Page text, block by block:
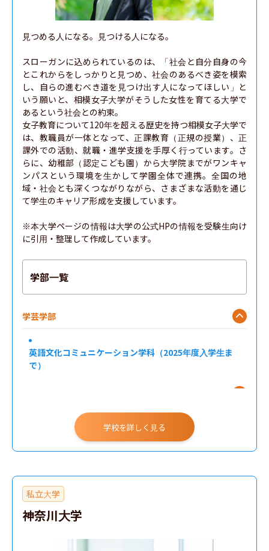
見つめる人になる。見つける人になる。
スローガンに込められているのは、「社会と自分自身の今
とこれからをしっかりと見つめ、社会のあるべき姿を模索
し、自らの進むべき道を見つけ出す人になってほしい」と
いう願いと、相模女子大学がそうした女性を育てる大学で
あるという社会との約束。
女子教育について120年を超える歴史を持つ相模女子大学で
は、教職員が一体となって、正課教育（正規の授業）、正
課外での活動、就職・進学支援を手厚く行っています。さ
らに、幼稚部（認定こども園）から大学院までがワンキャ
ンパスという環境を生かして学園全体で連携。全国の地
域・社会とも深くつながりながら、さまざまな活動を通じ
て学生のキャリア形成を支援しています。
※本大学ページの情報は大学の公式HPの情報を受験生向け
に引用・整理して作成しています。
学部一覧
学芸学部
英語文化コミュニケーション学科（2025年度入学生ま
で）
学校を詳しく見る
私立大学
神奈川大学